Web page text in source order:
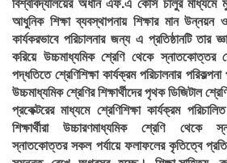
আধুনিক শিক্ষা ব্যবস্থাপনায় শিক্ষার মান উন্নয়ন
কার্যকরভাবে পরিচালনার জন্য এ প্রতিষ্ঠানটি তার
করিয়ে উচ্চমাধ্যমিক শ্রেণি থেকে স্নাতকোত্তর
পদ্ধতিতে শ্রেণিশিক্ষা কার্যক্রম পরিচালনার
উচ্চমাধ্যমিক শ্রেণির শিক্ষার্থীদের পৃথক ডিজিটাল
প্রকেক্টরের মাধ্যমে শ্রেণিশিক্ষা কার্যক্রম
শিক্ষার্থীরা উচ্চারণমাধ্যমিক শ্রেণি থেকে
স্নাতকোত্তর সকল পর্যায়ে ফলাফলের কৃতিত্বে